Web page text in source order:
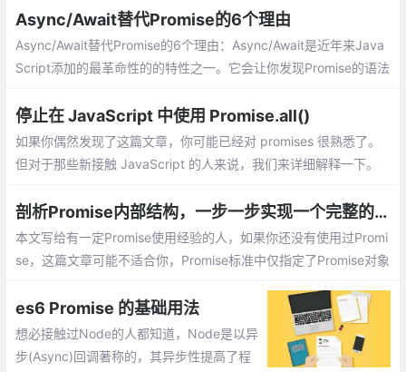
结果返回，也就是并未返回promise，这就是导致问题出现的原因
Async/Await替代Promise的6个理由
Async/Await替代Promise的6个理由：Async/Await是近年来Java
Script添加的最革命性的的特性之一。它会让你发现Promise的语法
停止在 JavaScript 中使用 Promise.all()
如果你偶然发现了这篇文章，你可能已经对 promises 很熟悉了。
但对于那些新接触 JavaScript 的人来说，我们来详细解释一下。
剖析Promise内部结构，一步一步实现一个完整的、能通过所有Test case的Promise类
本文写给有一定Promise使用经验的人，如果你还没有使用过Promi
se，这篇文章可能不适合你，Promise标准中仅指定了Promise对象
es6 Promise 的基础用法
想必接触过Node的人都知道，Node是以异
步(Async)回调著称的，其异步性提高了程